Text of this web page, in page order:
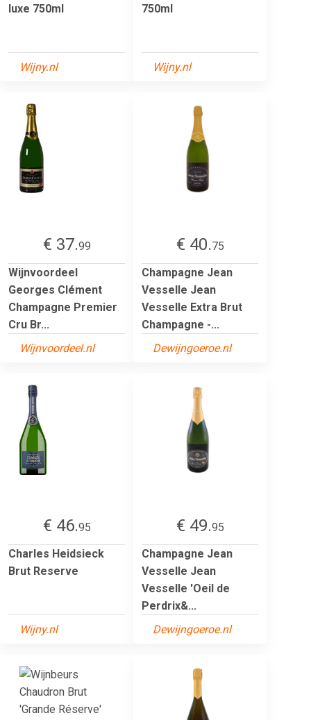
luxe 750ml
Wijny.nl
750ml
Wijny.nl
€ 37.99
Wijnvoordeel
Georges Clément
Champagne Premier
Cru Br...
Wijnvoordeel.nl
€ 40.75
Champagne Jean
Vesselle Jean
Vesselle Extra Brut
Champagne -...
Dewijngoeroe.nl
€ 46.95
Charles Heidsieck
Brut Reserve
Wijny.nl
€ 49.95
Champagne Jean
Vesselle Jean
Vesselle 'Oeil de
Perdrix&...
Dewijngoeroe.nl